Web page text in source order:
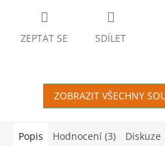
ZEPTAT SE SDÍLET
ZOBRAZIT VŠECHNY
Popis Hodnocení (3) Diskuze